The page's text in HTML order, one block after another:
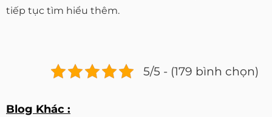
tiếp tục tìm hiểu thêm.
5/5 - (179 bình chọn)
Blog Khác :